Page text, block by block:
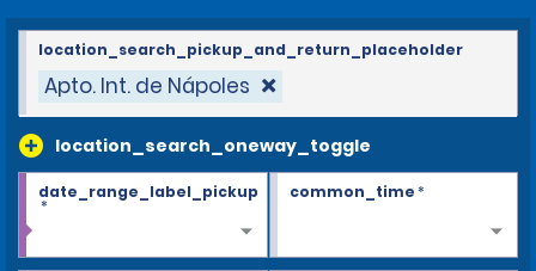
Apto. Int. de Nápoles
location_search_oneway_toggle
location_search_pickup_and_return_placeholder
date_range_label_pickup
*
common_time*